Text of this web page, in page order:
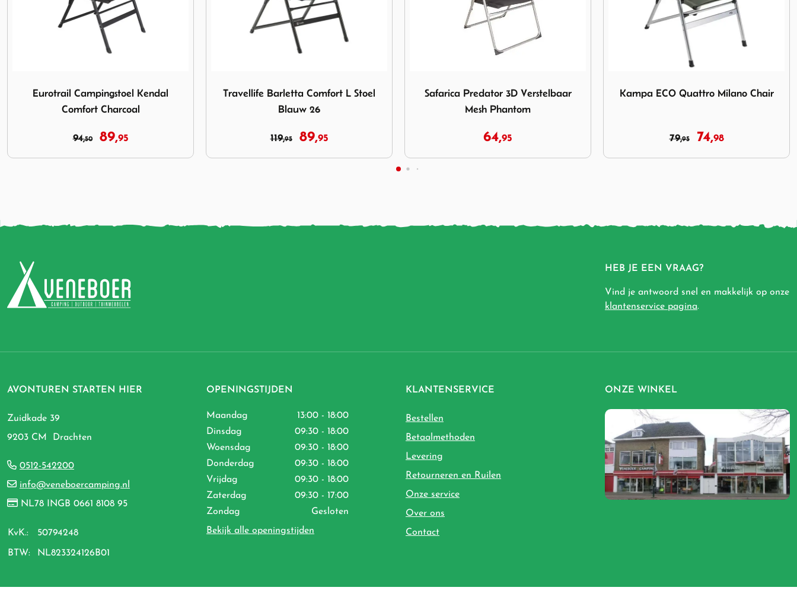
Travellife Barletta Comfort L Stoel
Blauw 26
119,95 89,95
Safarica Predator 3D Verstelbaar
Mesh Phantom
64,95
Kampa ECO Quattro Milano Chair
95 74,
Dukdalf Presto 8820 Blauw
152,95 144,95
HEB JE EEN VRAAG?
Vind je antwoord snel en makkelijk op onze
klantenservice pagina.
AVONTUREN STARTEN HIER
Zuidkade 39
9203 CM Drachten
0512-542200
info@veneboercamping.nl
NL78 INGB 0661 8108 95
KvK.: 50794248
BTW: NL823324126B01
OPENINGSTIJDEN
Maandag
13:00 - 18:00
Dinsdag
09:30 - 18:00
Woensdag
09:30 - 18:00
Donderdag
09:30 - 18:00
Vrijdag
09:30 - 18:00
Zaterdag
09:30 - 17:00
Zondag
Gesloten
Bekijk alle openingstijden
KLANTENSERVICE
Bestellen
Betaalmethoden
Levering
Retourneren en Ruilen
Onze service
Over ons
Contact
ONZE WINKEL